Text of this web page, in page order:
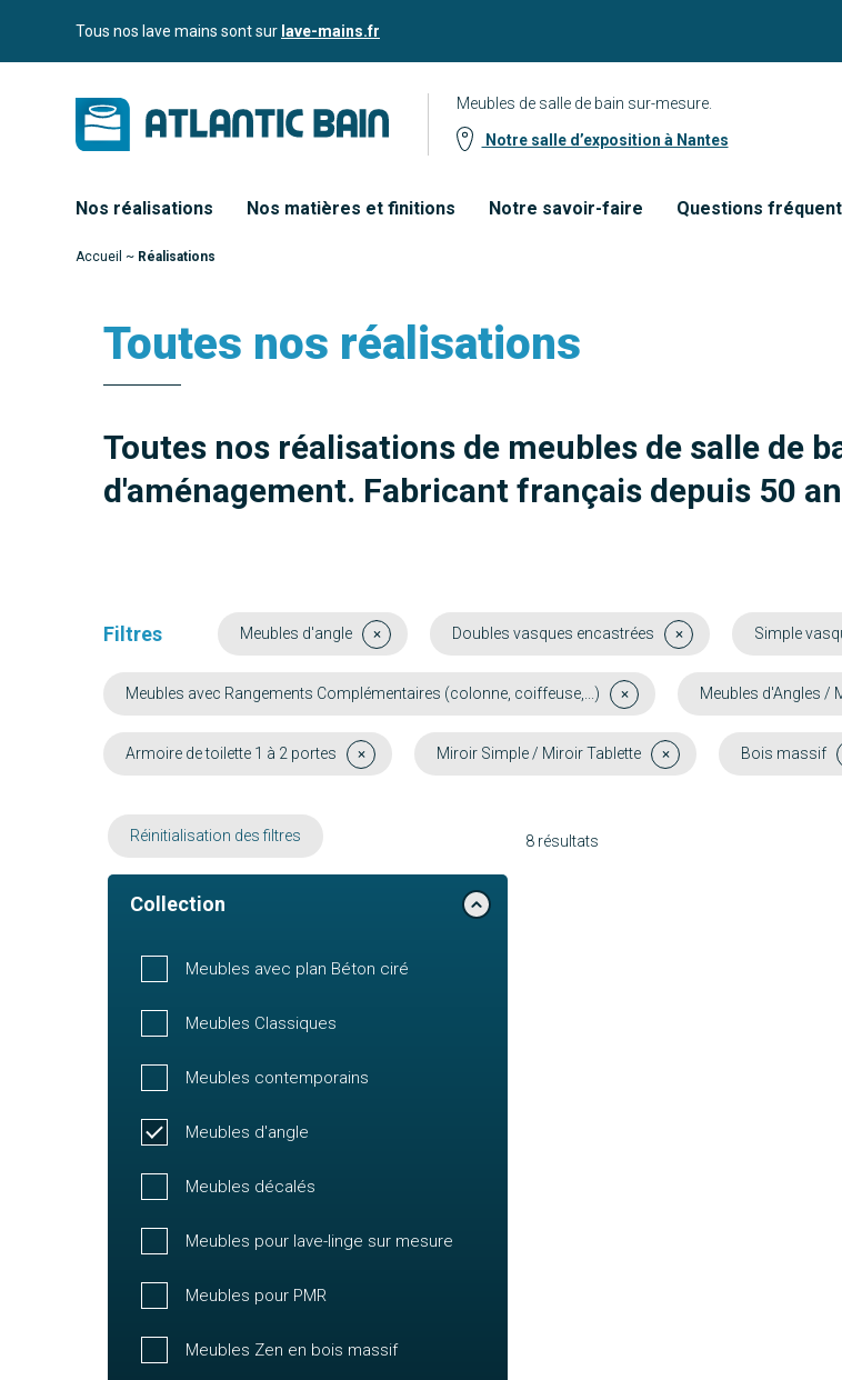
Aller auTous nos lave mains sont sur lave-mains.fr
Meubles de salle de bain sur-mesure.
Notre salle d’exposition à Nantes
Nos réalisations Nos matières et finitions Notre savoir-faire Questions
Accueil ~ Réalisations
Toutes nos réalisations
Toutes nos réalisations de meubles de salle de
d'aménagement. Fabricant français depuis 50
Filtres Meubles d'angle Doubles vasques encastrées Simple
Meubles avec Rangements Complémentaires (colonne, coiffeuse,...) Meubles d'Angles /
Armoire de toilette 1 à 2 portes Miroir Simple / Miroir Tablette Bois massif
Réinitialisation des filtres
Collection
Meubles avec plan Béton ciré
Meubles Classiques
Meubles contemporains
Meubles d'angle
Meubles décalés
Meubles pour lave-linge sur mesure
Meubles pour PMR
Meubles Zen en bois massif
8 résultats